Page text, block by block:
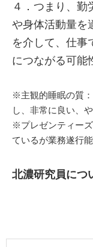
４．つまり、勤
や身体活動量を
を介して、仕事
につながる可能
※主観的睡眠の質
し、非常に良い、
※プレゼンティー
ているが業務遂行
北濃研究員につ